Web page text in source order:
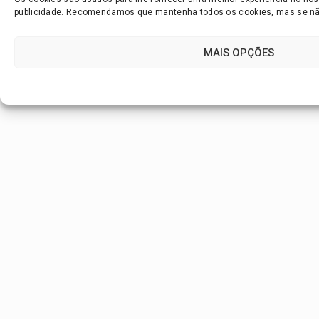
publicidade. Recomendamos que mantenha todos os cookies, mas se
MAIS OPÇÕES